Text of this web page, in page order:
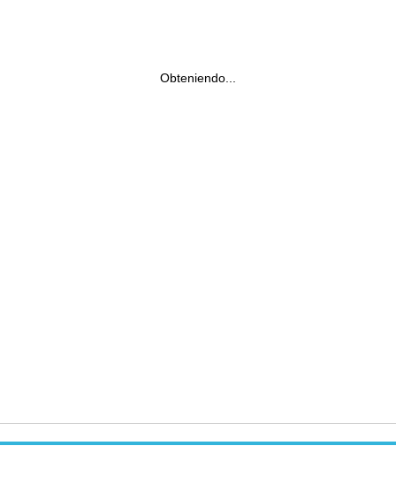
Obteniendo...